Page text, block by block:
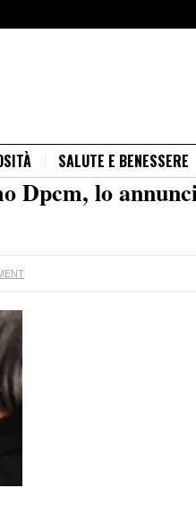
SALUTE E BENESSERE
Dpcm, lo